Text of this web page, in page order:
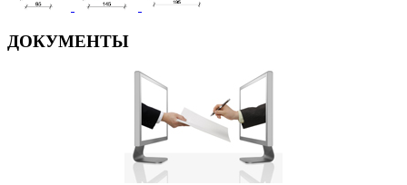
ДОКУМЕНТЫ